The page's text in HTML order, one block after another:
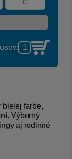
bielej farbe,
Výborný
aj rodinné